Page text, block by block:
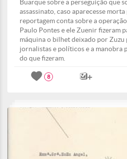
Buarque sobre a perseguição que
assassinato, caso aparecesse
reportagem conta sobre a
Paulo Pontes e ele Zuenir fizeram
máquina o bilhet deixado por Zuzu
jornalistas e políticos e a manobra
do que fizeram.
8